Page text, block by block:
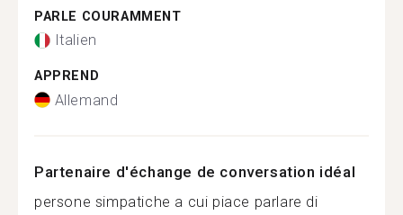
PARLE COURAMMENT
Italien
APPREND
Allemand
Partenaire d'échange de conversation idéal
persone simpatiche a cui piace parlare di